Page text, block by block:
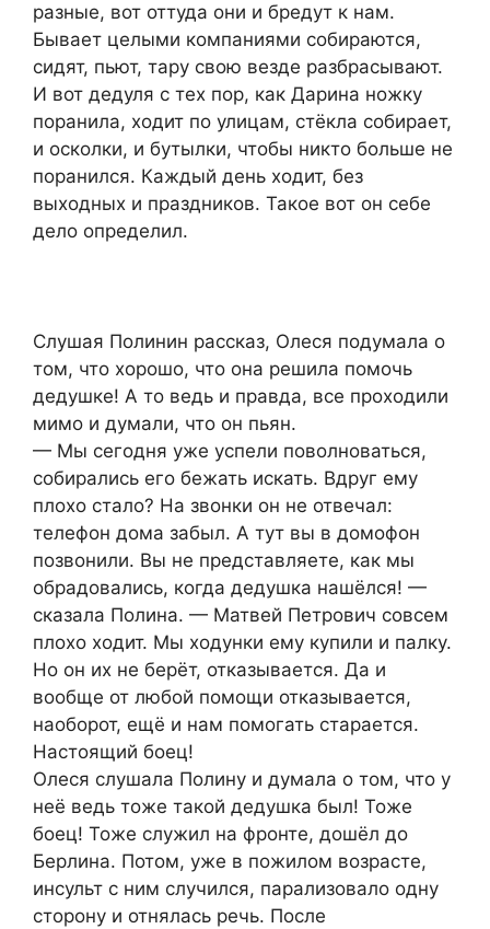
разные, вот оттуда они и бредут к нам.
Бывает целыми компаниями собираются,
сидят, пьют, тару свою везде разбрасывают.
И вот дедуля с тех пор, как Дарина ножку
поранила, ходит по улицам, стёкла собирает,
и осколки, и бутылки, чтобы никто больше не
поранился. Каждый день ходит, без
выходных и праздников. Такое вот он себе
дело определил.
Слушая Полинин рассказ, Олеся подумала о
том, что хорошо, что она решила помочь
дедушке! А то ведь и правда, все проходили
мимо и думали, что он пьян.
— Мы сегодня уже успели поволноваться,
собирались его бежать искать. Вдруг ему
плохо стало? На звонки он не отвечал:
телефон дома забыл. А тут вы в домофон
позвонили. Вы не представляете, как мы
обрадовались, когда дедушка нашёлся! —
сказала Полина. — Матвей Петрович совсем
плохо ходит. Мы ходунки ему купили и палку.
Но он их не берёт, отказывается. Да и
вообще от любой помощи отказывается,
наоборот, ещё и нам помогать старается.
Настоящий боец!
Олеся слушала Полину и думала о том, что у
неё ведь тоже такой дедушка был! Тоже
боец! Тоже служил на фронте, дошёл до
Берлина. Потом, уже в пожилом возрасте,
инсульт с ним случился, парализовало одну
сторону и отнялась речь. После